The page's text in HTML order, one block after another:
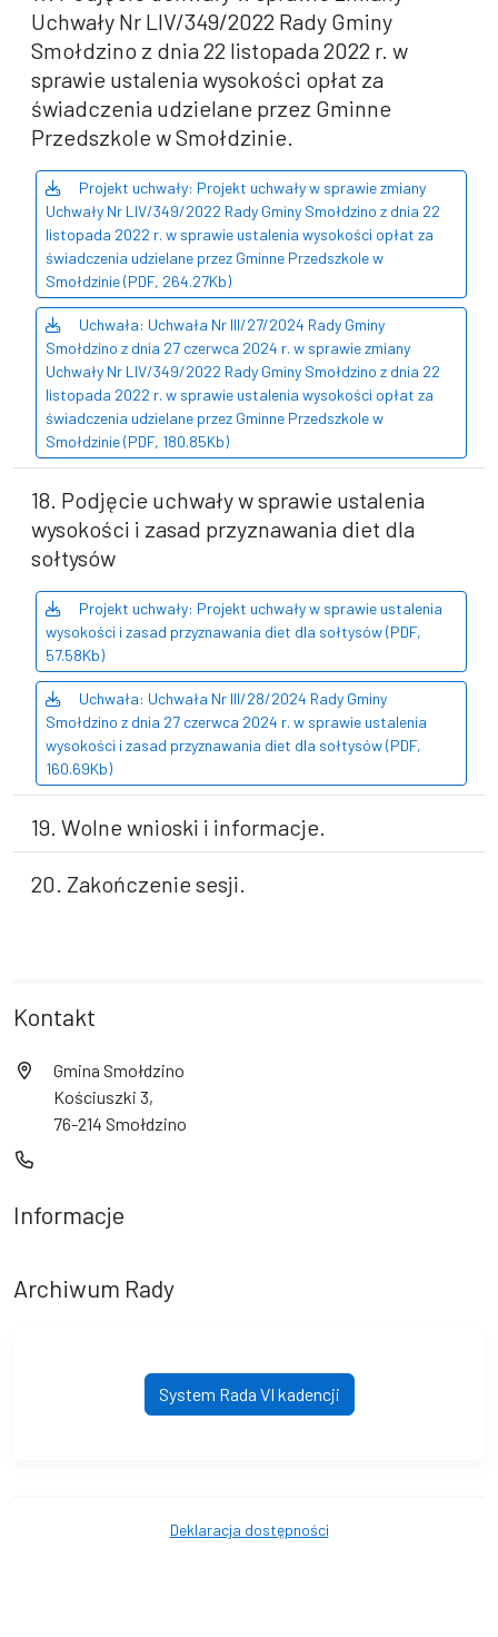
Uchwały Nr LIV/349/2022 Rady Gminy
Smołdzino z dnia 22 listopada 2022 r. w
sprawie ustalenia wysokości opłat za
świadczenia udzielane przez Gminne
Przedszkole w Smołdzinie.
Projekt uchwały: Projekt uchwały w sprawie zmiany
Uchwały Nr LIV/349/2022 Rady Gminy Smołdzino z dnia 22
listopada 2022 r. w sprawie ustalenia wysokości opłat za
świadczenia udzielane przez Gminne Przedszkole w
Smołdzinie (PDF, 264.27Kb)
Uchwała: Uchwała Nr III/27/2024 Rady Gminy
Smołdzino z dnia 27 czerwca 2024 r. w sprawie zmiany
Uchwały Nr LIV/349/2022 Rady Gminy Smołdzino z dnia 22
listopada 2022 r. w sprawie ustalenia wysokości opłat za
świadczenia udzielane przez Gminne Przedszkole w
Smołdzinie (PDF, 180.85Kb)
18. Podjęcie uchwały w sprawie ustalenia
wysokości i zasad przyznawania diet dla
sołtysów
Projekt uchwały: Projekt uchwały w sprawie ustalenia
wysokości i zasad przyznawania diet dla sołtysów (PDF,
57.58Kb)
Uchwała: Uchwała Nr III/28/2024 Rady Gminy
Smołdzino z dnia 27 czerwca 2024 r. w sprawie ustalenia
wysokości i zasad przyznawania diet dla sołtysów (PDF,
160.69Kb)
19. Wolne wnioski i informacje.
20. Zakończenie sesji.
Kontakt
Gmina Smołdzino
Kościuszki 3,
76-214 Smołdzino
Informacje
Archiwum Rady
System Rada VI kadencji
Deklaracja dostępności